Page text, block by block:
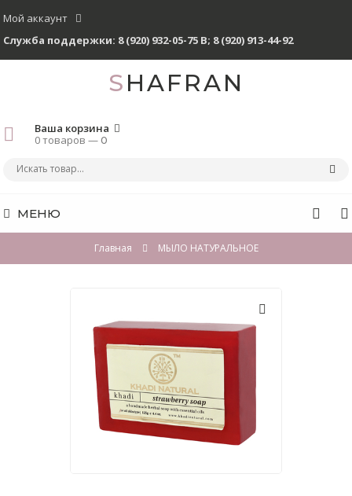
Мой аккаунт
Служба поддержки: 8 (920) 932-05-75 В; 8 (920) 913-44-92
SHAFRAN
Ваша корзина
0 товаров —0
МЕНЮ
Главная МЫЛО НАТУРАЛЬНОЕ